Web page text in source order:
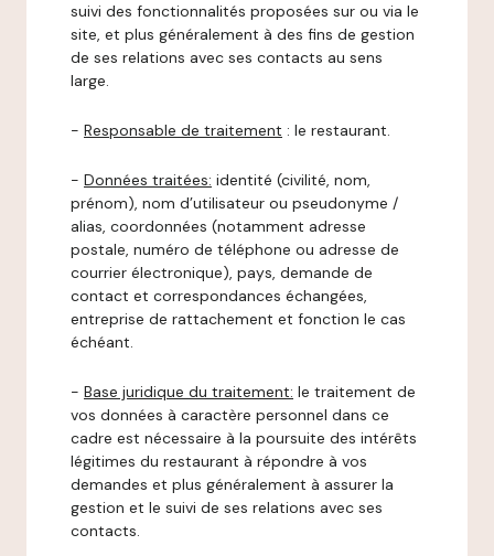
suivi des fonctionnalités proposées sur ou via le
site, et plus généralement à des fins de gestion
de ses relations avec ses contacts au sens
large.
- Responsable de traitement : le restaurant.
- Données traitées: identité (civilité, nom,
prénom), nom d’utilisateur ou pseudonyme /
alias, coordonnées (notamment adresse
postale, numéro de téléphone ou adresse de
courrier électronique), pays, demande de
contact et correspondances échangées,
entreprise de rattachement et fonction le cas
échéant.
- Base juridique du traitement: le traitement de
vos données à caractère personnel dans ce
cadre est nécessaire à la poursuite des intérêts
légitimes du restaurant à répondre à vos
demandes et plus généralement à assurer la
gestion et le suivi de ses relations avec ses
contacts.